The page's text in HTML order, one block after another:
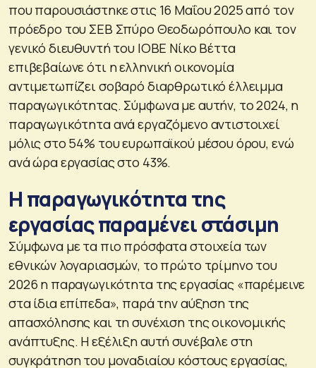
που παρουσιάστηκε στις 16 Μαΐου 2025 από τον
πρόεδρο του ΣΕΒ Σπύρο Θεοδωρόπουλο και τον
γενικό διευθυντή του ΙΟΒΕ Νίκο Βέττα
επιβεβαίωνε ότι η ελληνική οικονομία
αντιμετωπίζει σοβαρό διαρθρωτικό έλλειμμα
παραγωγικότητας. Σύμφωνα με αυτήν, το 2024, η
παραγωγικότητα ανά εργαζόμενο αντιστοιχεί
μόλις στο 54% του ευρωπαϊκού μέσου όρου, ενώ
ανά ώρα εργασίας στο 43%.
Η παραγωγικότητα της
εργασίας παραμένει στάσιμη
Σύμφωνα με τα πιο πρόσφατα στοιχεία των
εθνικών λογαριασμών, το πρώτο τρίμηνο του
2026 η παραγωγικότητα της εργασίας «παρέμεινε
στα ίδια επίπεδα», παρά την αύξηση της
απασχόλησης και τη συνέχιση της οικονομικής
ανάπτυξης. Η εξέλιξη αυτή συνέβαλε στη
συγκράτηση του μοναδιαίου κόστους εργασίας,